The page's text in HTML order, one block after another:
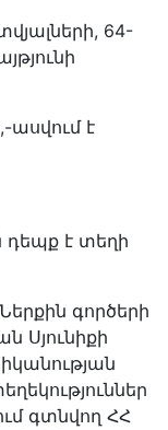
64-
ասվում է
դեպք է տեղի
գործերի
Սյունիքի
գտնվող ՀՀ